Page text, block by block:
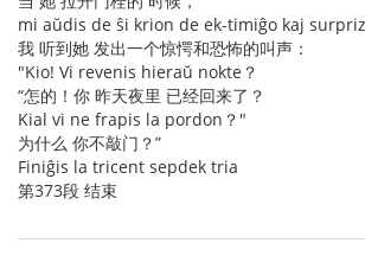
mi aŭdis de ŝi krion de ek-timiĝo kaj
我 听到她 发出一个惊愕和恐怖的叫声：
"Kio! Vi revenis hieraŭ nokte？
“怎的！你 昨天夜里 已经回来了？
Kial vi ne frapis la pordon？"
为什么 你不敲门？”
Finiĝis la tricent sepdek tria
第373段 结束